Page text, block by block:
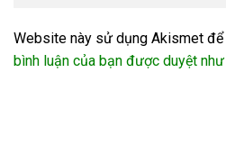
Website này sử dụng Akismet để
bình luận của bạn được duyệt